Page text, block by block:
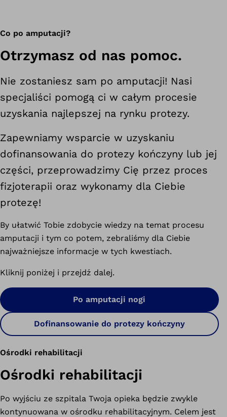
Co po amputacji?
Otrzymasz od nas pomoc.
Nie zostaniesz sam po amputacji! Nasi
specjaliści pomogą ci w całym procesie
uzyskania najlepszej na rynku protezy.
Zapewniamy wsparcie w uzyskaniu
dofinansowania do protezy kończyny lub jej
części, przeprowadzimy Cię przez proces
fizjoterapii oraz wykonamy dla Ciebie
protezę!
By ułatwić Tobie zdobycie wiedzy na temat procesu
amputacji i tym co potem, zebraliśmy dla Ciebie
najważniejsze informacje w tych kwestiach.
Kliknij poniżej i przejdź dalej.
Po amputacji nogi
Dofinansowanie do protezy kończyny
Ośrodki rehabilitacji
Ośrodki rehabilitacji
Po wyjściu ze szpitala Twoja opieka będzie zwykle
kontynuowana w ośrodku rehabilitacyjnym. Celem jest